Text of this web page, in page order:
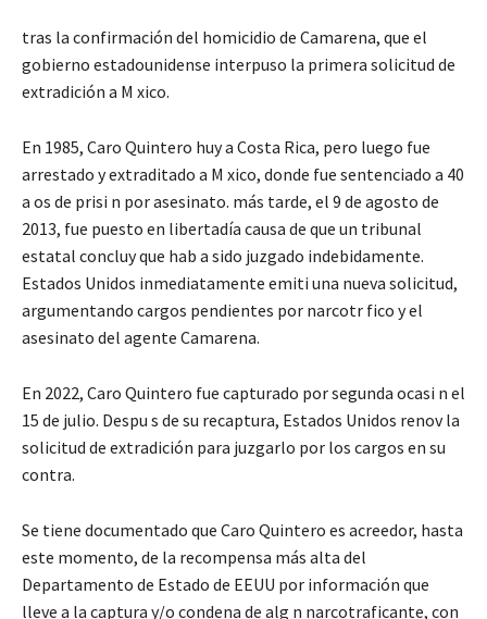
tras la confirmación del homicidio de Camarena, que el
gobierno estadounidense interpuso la primera solicitud de
extradición a M xico.
En 1985, Caro Quintero huy a Costa Rica, pero luego fue
arrestado y extraditado a M xico, donde fue sentenciado a 40
a os de prisi n por asesinato. más tarde, el 9 de agosto de
2013, fue puesto en libertadía causa de que un tribunal
estatal concluy que hab a sido juzgado indebidamente.
Estados Unidos inmediatamente emiti una nueva solicitud,
argumentando cargos pendientes por narcotr fico y el
asesinato del agente Camarena.
En 2022, Caro Quintero fue capturado por segunda ocasi n el
15 de julio. Despu s de su recaptura, Estados Unidos renov la
solicitud de extradición para juzgarlo por los cargos en su
contra.
Se tiene documentado que Caro Quintero es acreedor, hasta
este momento, de la recompensa más alta del
Departamento de Estado de EEUU por información que
lleve a la captura y/o condena de alg n narcotraficante, con